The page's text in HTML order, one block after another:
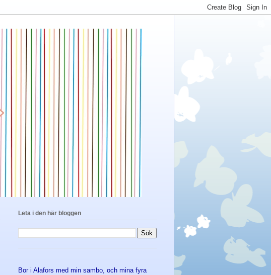
Leta i den här bloggen
Bor i Alafors med min sambo, och mina fyra